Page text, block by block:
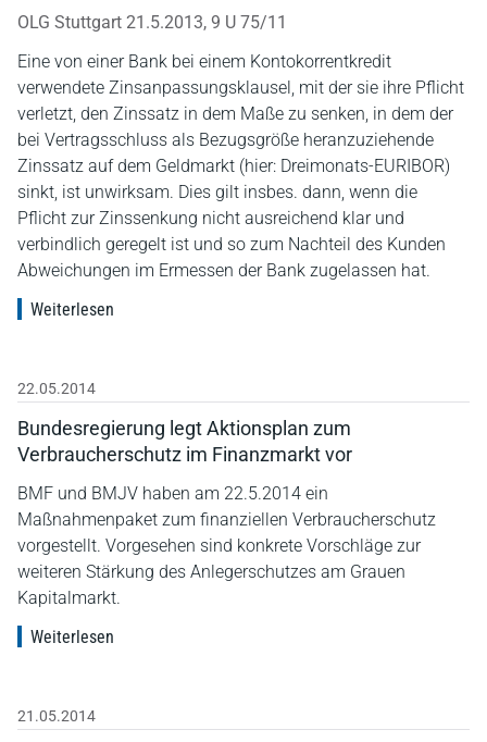
OLG Stuttgart 21.5.2013, 9 U 75/11
Eine von einer Bank bei einem Kontokorrentkredit
verwendete Zinsanpassungsklausel, mit der sie ihre Pflicht
verletzt, den Zinssatz in dem Maße zu senken, in dem der
bei Vertragsschluss als Bezugsgröße heranzuziehende
Zinssatz auf dem Geldmarkt (hier: Dreimonats-EURIBOR)
sinkt, ist unwirksam. Dies gilt insbes. dann, wenn die
Pflicht zur Zinssenkung nicht ausreichend klar und
verbindlich geregelt ist und so zum Nachteil des Kunden
Abweichungen im Ermessen der Bank zugelassen hat.
Weiterlesen
22.05.2014
Bundesregierung legt Aktionsplan zum
Verbraucherschutz im Finanzmarkt vor
BMF und BMJV haben am 22.5.2014 ein
Maßnahmenpaket zum finanziellen Verbraucherschutz
vorgestellt. Vorgesehen sind konkrete Vorschläge zur
weiteren Stärkung des Anlegerschutzes am Grauen
Kapitalmarkt.
Weiterlesen
21.05.2014